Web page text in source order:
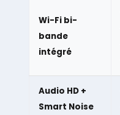
Wi-Fi bi-
bande
intégré
Audio HD +
Smart Noise